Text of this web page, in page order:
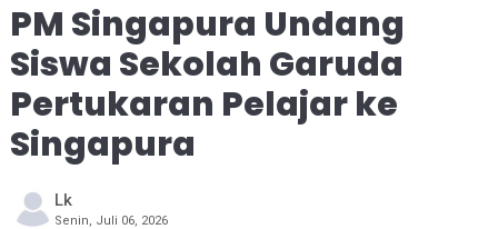
PM Singapura Undang
Siswa Sekolah Garuda
Pertukaran Pelajar ke
Singapura
Lk
Senin, Juli 06, 2026